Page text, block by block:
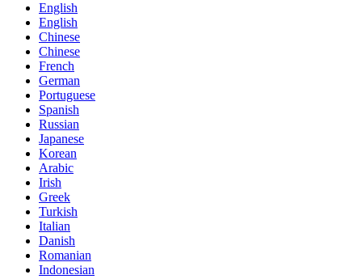
English
English
Chinese
Chinese
French
German
Portuguese
Spanish
Russian
Japanese
Korean
Arabic
Irish
Greek
Turkish
Italian
Danish
Romanian
Indonesian